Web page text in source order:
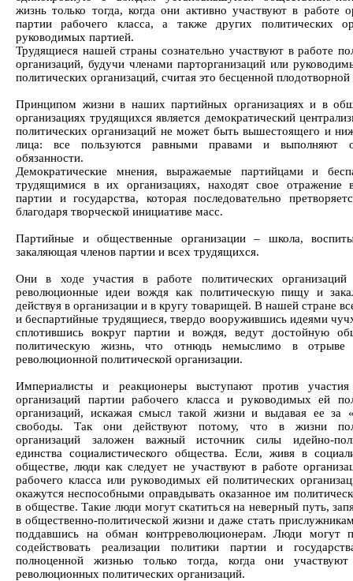
жизнь только тогда, когда они активно участвуют в работе
партии рабочего класса, а также других политических
руководимых партией.
Трудящиеся нашей страны сознательно участвуют в работе
организаций, будучи членами парторганизаций или
политических организаций, считая это бесценной
Принципом жизни в наших партийных организациях и в
организациях трудящихся является демократический
политических организаций не может быть вышестоящего и
лица: все пользуются равными правами и выполняют
обязанности.
Демократические мнения, выражаемые партийцами и
трудящимися в их организациях, находят свое отражение
партии и государства, которая последовательно
благодаря творческой инициативе масс.
Партийные и общественные организации – школа,
закаляющая членов партии и всех трудящихся.
Они в ходе участия в работе политических организаций
революционные идеи вождя как политическую пищу и
действуя в организации и в кругу товарищей. В нашей стране
и беспартийные трудящиеся, твердо вооружившись идеями
сплотившись вокруг партии и вождя, ведут достойную
политическую жизнь, что отнюдь немыслимо в
революционной политической организации.
Империалисты и реакционеры выступают против
организаций партии рабочего класса и руководимых ей
организаций, искажая смысл такой жизни и выдавая ее за
свободы. Так они действуют потому, что в жизни
организаций заложен важный источник силы идейно-
единства социалистического общества. Если, живя в
обществе, люди как следует не участвуют в работе
рабочего класса или руководимых ей политических
окажутся неспособными оправдывать оказанное им
в обществе. Такие люди могут скатиться на неверный путь,
в общественно-политической жизни и даже стать
поддавшись на обман контрреволюционерам. Люди могут
содействовать реализации политики партии и
полноценной жизнью только тогда, когда они
революционных политических организаций.